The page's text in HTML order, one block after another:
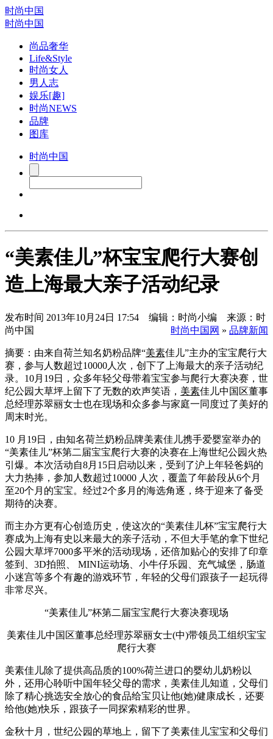
时尚中国
时尚中国
尚品奢华
Life&Style
时尚女人
男人志
娱乐[趣]
时尚NEWS
品牌
图库
时尚中国
“美素佳儿”杯宝宝爬行大赛创
造上海最大亲子活动纪录
发布时间 2013年10月24日 17:54 编辑：时尚小编 来源：时
尚中国
时尚中国网 » 品牌新闻
摘要：由来自荷兰知名奶粉品牌“美素佳儿”主办的宝宝爬行大
赛，参与人数超过10000人次，创下了上海最大的亲子活动纪
录。10月19日，众多年轻父母带着宝宝参与爬行大赛决赛，世
纪公园大草坪上留下了无数的欢声笑语， 美素佳儿中国区董事
总经理苏翠丽女士也在现场和众多参与家庭一同度过了美好的
周末时光。
10 月19日，由知名荷兰奶粉品牌美素佳儿携手爱婴室举办的
“美素佳儿”杯第二届宝宝爬行大赛的决赛在上海世纪公园火热
引爆。本次活动自8月15日启动以来，受到了沪上年轻爸妈的
大力热捧，参加人数超过10000 人次，覆盖了年龄段从6个月
至20个月的宝宝。经过2个多月的海选角逐，终于迎来了备受
期待的决赛。
而主办方更有心创造历史，使这次的“美素佳儿杯”宝宝爬行大
赛成为上海有史以来最大的亲子活动，不但大手笔的拿下世纪
公园大草坪7000多平米的活动现场，还倍加贴心的安排了印章
签到、3D拍照、 MINI运动场、小牛仔乐园、充气城堡，肠道
小迷宫等多个有趣的游戏环节，年轻的父母们跟孩子一起玩得
非常尽兴。
“美素佳儿”杯第二届宝宝爬行大赛决赛现场
美素佳儿中国区董事总经理苏翠丽女士(中)带领员工组织宝宝
爬行大赛
美素佳儿除了提供高品质的100%荷兰进口的婴幼儿奶粉以
外，还用心聆听中国年轻父母的需求，美素佳儿知道，父母们
除了精心挑选安全放心的食品给宝贝让他(她)健康成长，还要
给他(她)快乐，跟孩子一同探索精彩的世界。
金秋十月，世纪公园的草地上，留下了美素佳儿宝宝和父母们